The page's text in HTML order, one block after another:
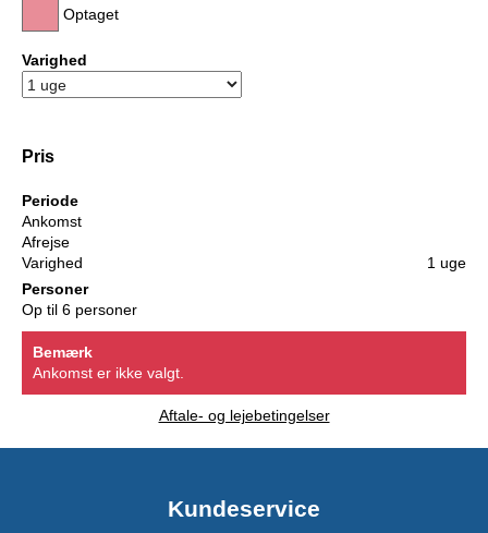
Optaget
Varighed
Pris
Periode
Ankomst
Afrejse
Varighed
1 uge
Personer
Op til 6 personer
Bemærk
Ankomst er ikke valgt.
Aftale- og lejebetingelser
Kundeservice